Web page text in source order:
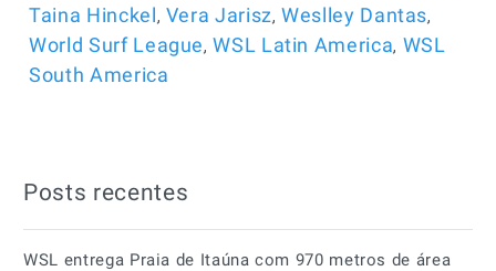
Taina Hinckel, Vera Jarisz,Weslley Dantas,
World Surf League,WSL Latin America, WSL
South America
Posts recentes
WSL entrega Praia de Itaúna com 970 metros de área